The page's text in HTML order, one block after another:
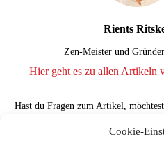
Cookie-
Rients
Zen-Meister und
Hier geht es zu allen Artikeln
Hast du Fragen zum Artikel,
📧 – wir freuen uns